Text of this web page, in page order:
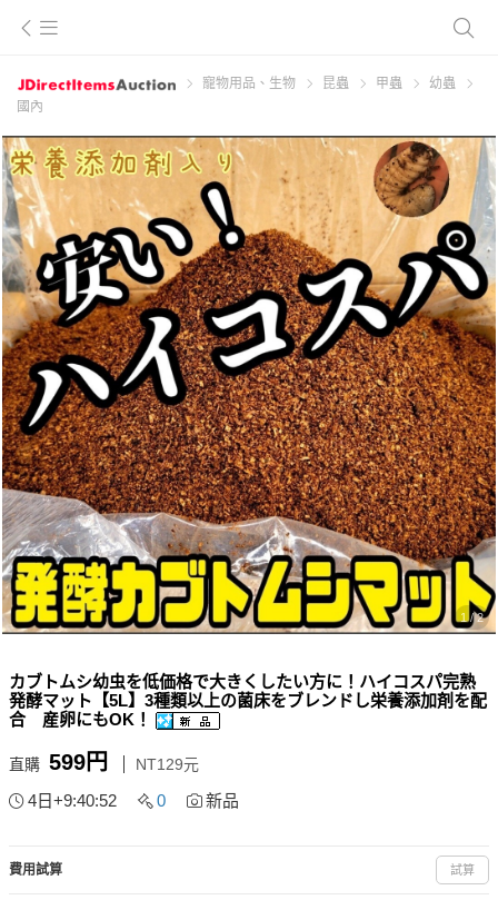
寵物用品、生物 昆蟲 甲蟲
幼蟲
國內
1 / 2
カブトムシ幼虫を低価格で大きくしたい方に！ハイコスパ完熟
発酵マット【5L】3種類以上の菌床をブレンドし栄養添加剤を配
合 産卵にもOK！
直購 599円 NT129元
4日+9:40:51 0 新品
費用試算 試算